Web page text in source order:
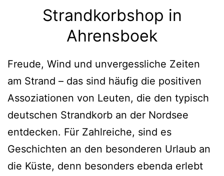
Strandkorbshop in
Ahrensboek
Freude, Wind und unvergessliche Zeiten
am Strand – das sind häufig die positiven
Assoziationen von Leuten, die den typisch
deutschen Strandkorb an der Nordsee
entdecken. Für Zahlreiche, sind es
Geschichten an den besonderen Urlaub an
die Küste, denn besonders ebenda erlebt